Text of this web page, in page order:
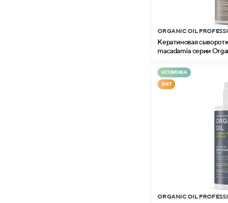
ORGANIC OIL
Кератиновая
macadamia серии
НОВИНКА
ХИТ
ORGANIC OIL